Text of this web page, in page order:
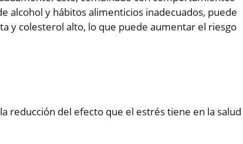
alcohol y hábitos alimenticios inadecuados, puede
y colesterol alto, lo que puede aumentar el riesgo
reducción del efecto que el estrés tiene en la salud